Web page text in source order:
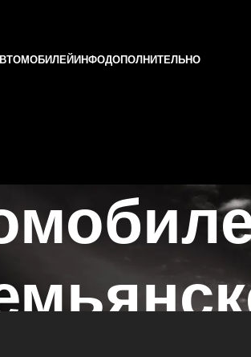
ИНФОДОПОЛНИТЕЛЬНО